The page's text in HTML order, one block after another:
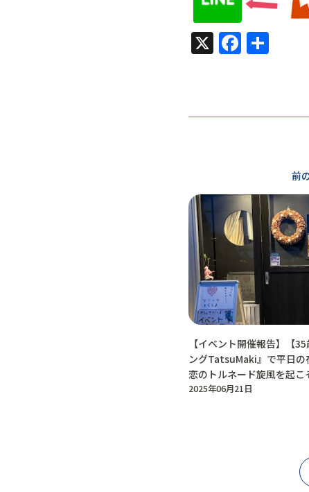
X
前
【イベント開催報告】【
ングTatsuMaki』で平日
恋のトルネード旋風を起こ
2025年06月21日